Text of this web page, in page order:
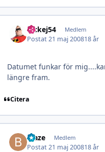
nickej54 Medlem
Postat21 maj 200818 år
Datumet funkar för
längre fram.
Citera
blaze Medlem
Postat21 maj 200818 år